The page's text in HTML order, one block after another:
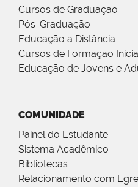
Cursos de Graduação
Pós-Graduação
Educação a Distância
Cursos de Formação
Educação de Jovens e
COMUNIDADE
Painel do Estudante
Sistema Acadêmico
Bibliotecas
Relacionamento com